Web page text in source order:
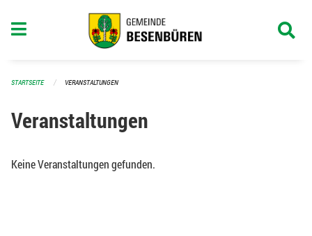
STARTSEITE VERANSTALTUNGEN
Veranstaltungen
Keine Veranstaltungen gefunden.